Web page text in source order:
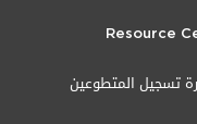
Resource
تسجيل المتطوعين